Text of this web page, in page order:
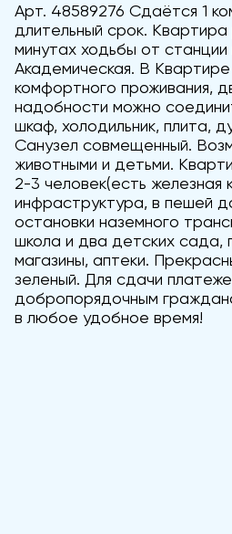
Арт. 48589276 Сдаётся 1
длительный срок.
минутах ходьбы от
Академическая. В
комфортного проживания,
надобности можно
шкаф, холодильник, плита,
Санузел совмещенный.
животными и детьми.
2-3 человек(есть железная
инфраструктура, в пешей
остановки наземного
школа и два детских сада,
магазины, аптеки.
зеленый. Для сдачи
добропорядочным
в любое удобное время!